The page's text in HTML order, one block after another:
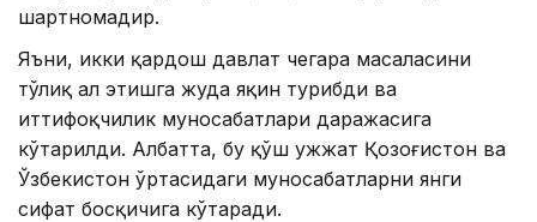
шартномадир.
Яъни, икки қардош давлат чегара масаласини
тўлиқ ҳал этишга жуда яқин турибди ва
иттифоқчилик муносабатлари даражасига
кўтарилди. Албатта, бу қўш ҳужжат Қозоғистон ва
Ўзбекистон ўртасидаги муносабатларни янги
сифат босқичига кўтаради.